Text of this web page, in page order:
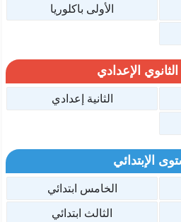
الأولى باكلوريا
الإعدادي
الثانية إعدادي
الإبتدائي
الخامس ابتدائي
الثالث ابتدائي